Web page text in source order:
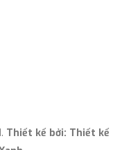
Thiết kế bởi: Thiết kế